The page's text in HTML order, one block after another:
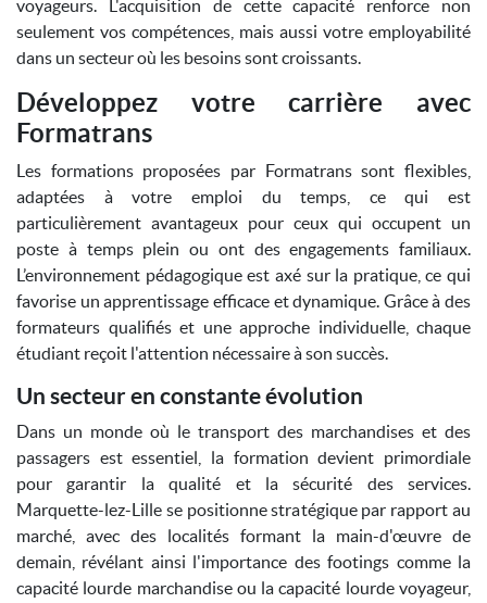
voyageurs. L'acquisition de cette capacité renforce non
seulement vos compétences, mais aussi votre employabilité
dans un secteur où les besoins sont croissants.
Développez votre carrière avec
Formatrans
Les formations proposées par Formatrans sont flexibles,
adaptées à votre emploi du temps, ce qui est
particulièrement avantageux pour ceux qui occupent un
poste à temps plein ou ont des engagements familiaux.
L’environnement pédagogique est axé sur la pratique, ce qui
favorise un apprentissage efficace et dynamique. Grâce à des
formateurs qualifiés et une approche individuelle, chaque
étudiant reçoit l'attention nécessaire à son succès.
Un secteur en constante évolution
Dans un monde où le transport des marchandises et des
passagers est essentiel, la formation devient primordiale
pour garantir la qualité et la sécurité des services.
Marquette-lez-Lille se positionne stratégique par rapport au
marché, avec des localités formant la main-d'œuvre de
demain, révélant ainsi l'importance des footings comme la
capacité lourde marchandise ou la capacité lourde voyageur,